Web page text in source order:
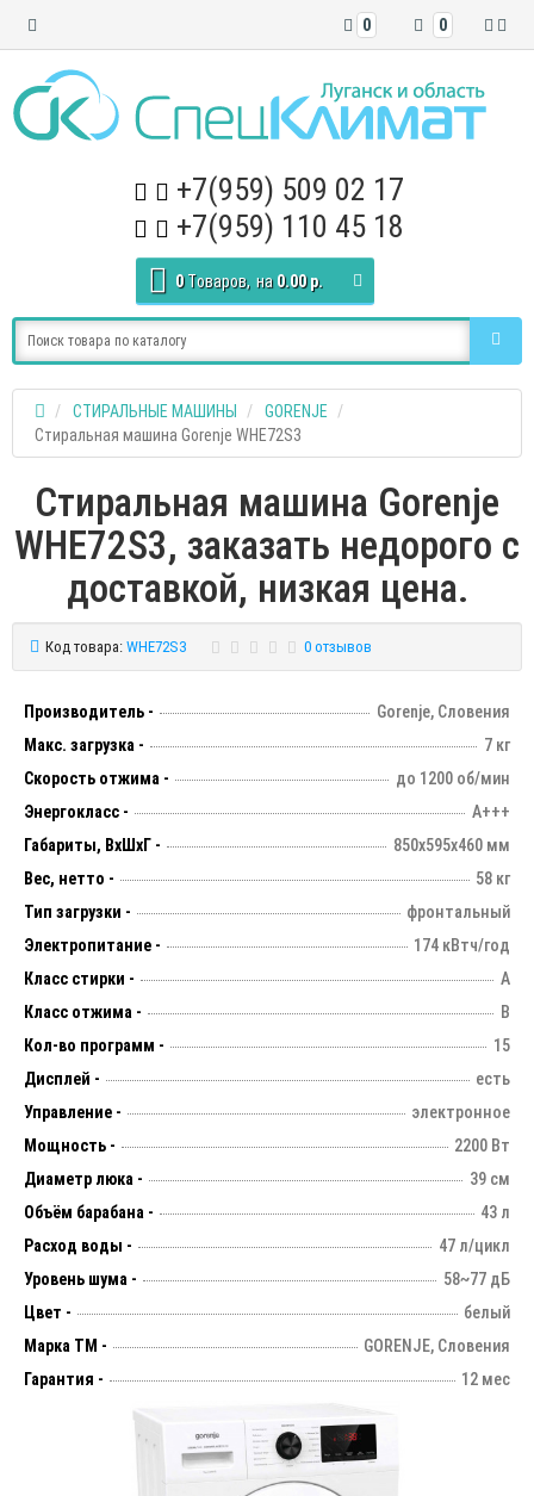
0
0
+7(959) 509 02 17
+7(959) 110 45 18
0 Tоваров, на 0.00 р.
СТИРАЛЬНЫЕ МАШИНЫ
GORENJE
Стиральная машина Gorenje WHE72S3
Стиральная машина Gorenje
WHE72S3, заказать недорого с
доставкой, низкая цена.
Код товара: WHE72S3 0 отзывов
Производитель -
Gorenje, Словения
Макс. загрузка -
7 кг
Скорость отжима -
до 1200 об/мин
Энергокласс -
А+++
Габариты, ВхШхГ -
850х595х460 мм
Вес, нетто -
58 кг
Тип загрузки -
фронтальный
Электропитание -
174 кВтч/год
Класс стирки -
А
Класс отжима -
В
Кол-во программ -
15
Дисплей -
есть
Управление -
электронное
Мощность -
2200 Вт
Диаметр люка -
39 см
Объём барабана -
43 л
Расход воды -
47 л/цикл
Уровень шума -
58~77 дБ
Цвет -
белый
Марка ТМ -
GORENJE, Словения
Гарантия -
12 мес